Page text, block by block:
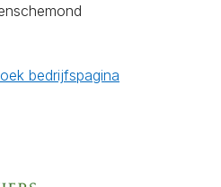
bedrijfspagina